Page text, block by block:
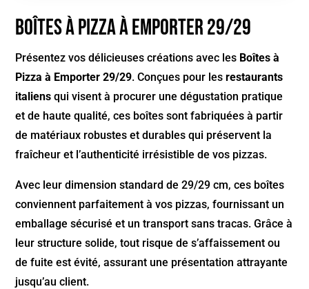
Boîtes à Pizza à Emporter 29/29
Présentez vos délicieuses créations avec les Boîtes à
Pizza à Emporter 29/29. Conçues pour lesrestaurants
italiens qui visent à procurer une dégustation pratique
et de haute qualité, ces boîtes sont fabriquées à partir
de matériaux robustes et durables qui préservent la
fraîcheur et l’authenticité irrésistible de vos pizzas.
Avec leur dimension standard de 29/29 cm, ces boîtes
conviennent parfaitement à vos pizzas, fournissant un
emballage sécurisé et un transport sans tracas. Grâce à
leur structure solide, tout risque de s’affaissement ou
de fuite est évité, assurant une présentation attrayante
jusqu’au client.